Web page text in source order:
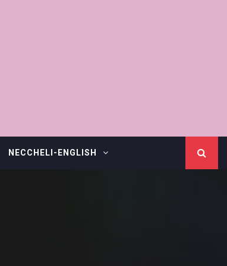
NECCHELI-ENGLISH